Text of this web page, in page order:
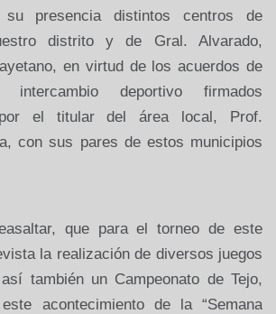
su presencia distintos centros de
distrito y de Gral. Alvarado,
en virtud de los acuerdos de
intercambio deportivo firmados
por el titular del área local, Prof.
con sus pares de estos municipios
que para el torneo de este
la realización de diversos juegos
también un Campeonato de Tejo,
acontecimiento de la “Semana